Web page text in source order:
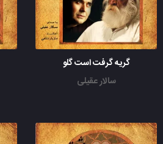
گریه گرفت است گلو
سالار عقیلی